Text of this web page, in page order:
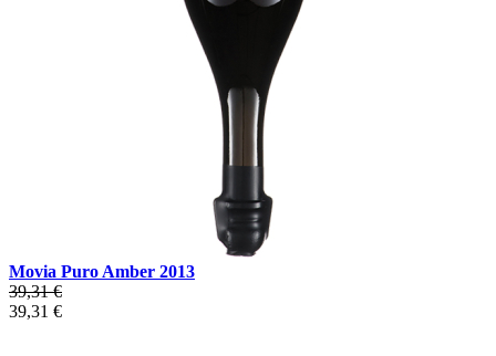
Movia Puro Amber 2013
39,31 €
39,31 €